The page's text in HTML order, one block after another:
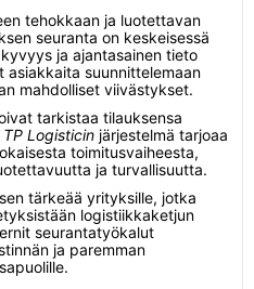
tehokkaan ja luotettavan
seuranta on keskeisessä
ja ajantasainen tieto
asiakkaita suunnittelemaan
mahdolliset viivästykset.
tarkistaa tilauksensa
TP Logisticin järjestelmä tarjoaa
toimitusvaiheesta,
ja turvallisuutta.
tärkeää yrityksille, jotka
logistiikkaketjun
seurantatyökalut
ja paremman